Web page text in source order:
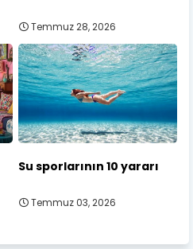
Temmuz 28, 2026
Su sporlarının 10 yararı
Temmuz 03, 2026